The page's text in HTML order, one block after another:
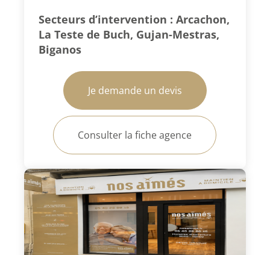
Secteurs d’intervention : Arcachon,
La Teste de Buch, Gujan-Mestras,
Biganos
Je demande un devis
Consulter la fiche agence